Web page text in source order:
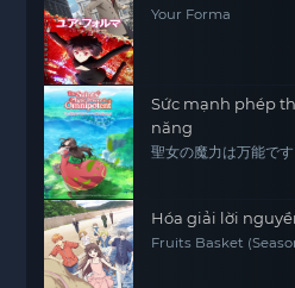
Your Forma
Sức mạnh phép
năng
聖女の魔力は万能です
Hóa giải lời
Fruits Basket